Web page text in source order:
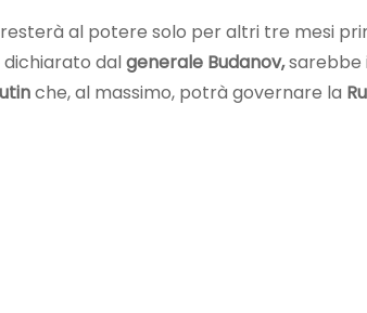
al potere solo per altri tre mesi
dalgenerale Budanov,sarebbe
che, al massimo, potrà governare la